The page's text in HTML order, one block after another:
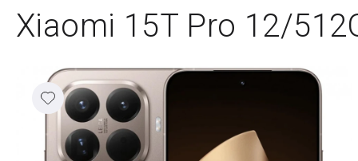
Реквизиты
Контакты
Xiaomi 15T Pro 12/